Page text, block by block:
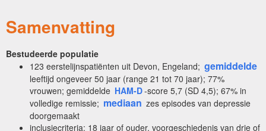
Samenvatting
Bestudeerde populatie
123 eerstelijnspatiënten uit Devon, Engeland; gemiddelde
leeftijd ongeveer 50 jaar (range 21 tot 70 jaar); 77%
vrouwen; gemiddelde HAM-D-score 5,7 (SD 4,5); 67% in
volledige remissie; mediaan zes episodes van depressie
doorgemaakt
inclusiecriteria: 18 jaar of ouder, voorgeschiedenis van drie of